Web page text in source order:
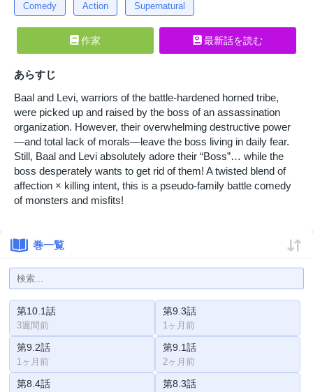
Comedy Action Supernatural
作家 最新話を読む
あらすじ
Baal and Levi, warriors of the battle-hardened horned tribe,
were picked up and raised by the boss of an assassination
organization. However, their overwhelming destructive power
—and total lack of morals—leave the boss living in daily fear.
Still, Baal and Levi absolutely adore their “Boss”… while the
boss desperately wants to get rid of them! A twisted blend of
affection × killing intent, this is a pseudo-family battle comedy
of monsters and misfits!
巻一覧
第10.1話
3週間前
第9.3話
1ヶ月前
第9.2話
1ヶ月前
第9.1話
2ヶ月前
第8.4話 第8.3話